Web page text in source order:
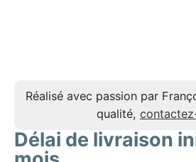
Réalisé avec passion par
qualité,
Délai de livraison